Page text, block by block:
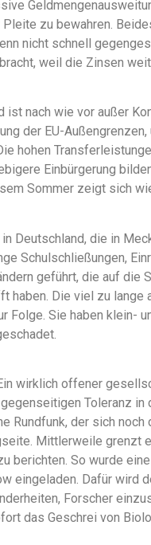
zu bewahren.
nicht schnell
weil die Zinsen
ist nach wie vor außer
der EU-
hohen
Einbürgerung
Sommer zeigt sich
Deutschland, die in
Schulschließungen,
geführt, die auf
haben. Die viel zu
Folge. Sie haben klein-
wirklich offener
Toleranz
Rundfunk, der sich
Mittlerweile
berichten. So wurde
eingeladen. Dafür wird
Forscher
das Geschrei von